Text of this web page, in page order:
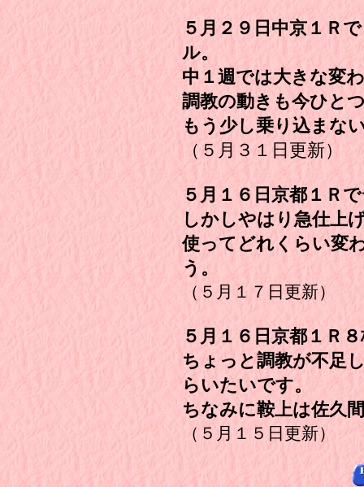
５月２９日中京１Ｒ
ル。
中１週では大きな変
調教の動きも今ひと
もう少し乗り込まな
（５月３１日更新）
５月１６日京都１Ｒ
しかしやはり急仕上
使ってどれくらい変
う。
（５月１７日更新）
５月１６日京都１Ｒ
ちょっと調教が不足
らいたいです。
ちなみに鞍上は佐久
（５月１５日更新）